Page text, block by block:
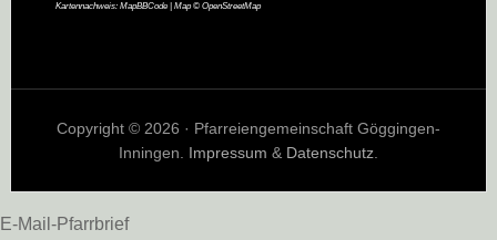
Kartennachweis: MapBBCode| Map © OpenStreetMap
Copyright © 2026 · Pfarreiengemeinschaft Göggingen-
Inningen. Impressum & Datenschutz.
E-Mail-Pfarrbrief